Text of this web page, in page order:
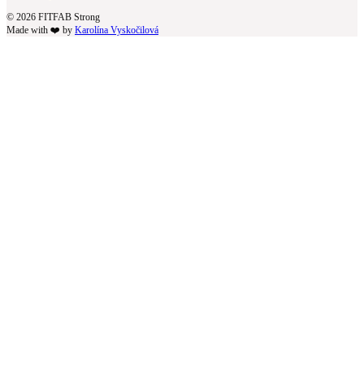
© 2026 FITFAB Strong
Made with ❤️ by Karolína Vyskočilová